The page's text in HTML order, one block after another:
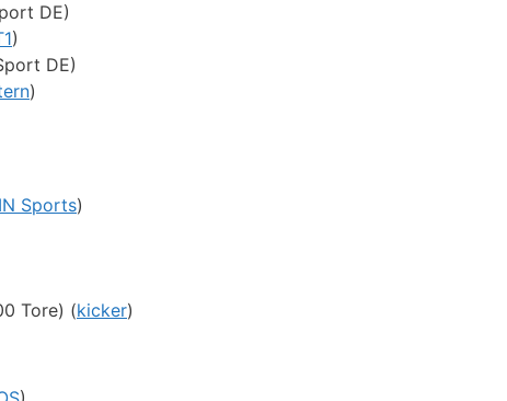
DE)
)
DE)
)
Sports)
Tore) (kicker)